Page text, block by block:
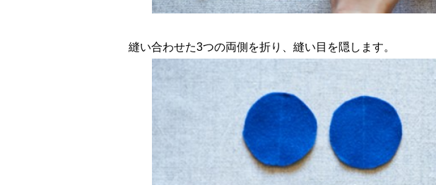
縫い合わせた3つの両側を折り、縫い目を隠します。